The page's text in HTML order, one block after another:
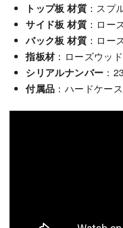
トップ板 材質 ：スプ
サイド板 材質 ：ロー
バック板 材質 ：ロー
指板材：ローズウッド
シリアルナンバー ：
付属品 ：ハードケース